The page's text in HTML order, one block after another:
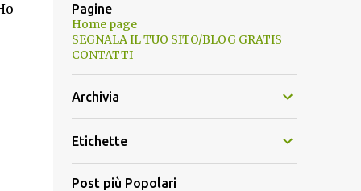
Pagine
Home page
SEGNALA IL TUO SITO/BLOG GRATIS
CONTATTI
Archivia
Etichette
Post più Popolari